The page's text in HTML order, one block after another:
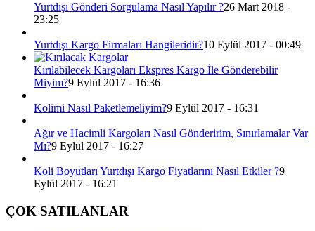
Yurtdışı Gönderi Sorgulama Nasıl Yapılır ?26 Mart 2018 -
23:25
Yurtdışı Kargo Firmaları Hangileridir?10 Eylül 2017 - 00:49
Kırılabilecek Kargoları Ekspres Kargo İle Gönderebilir
Miyim?9 Eylül 2017 - 16:36
Kolimi Nasıl Paketlemeliyim?9 Eylül 2017 - 16:31
Ağır ve Hacimli Kargoları Nasıl Gönderirim, Sınırlamalar Var
Mı?9 Eylül 2017 - 16:27
Koli Boyutları Yurtdışı Kargo Fiyatlarını Nasıl Etkiler ?9
Eylül 2017 - 16:21
ÇOK SATILANLAR